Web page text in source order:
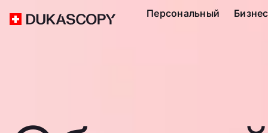
Персональный Бизнес